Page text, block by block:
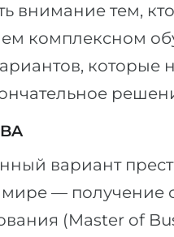
внимание тем,
комплексном
которые
вариант
— получение
(Master of